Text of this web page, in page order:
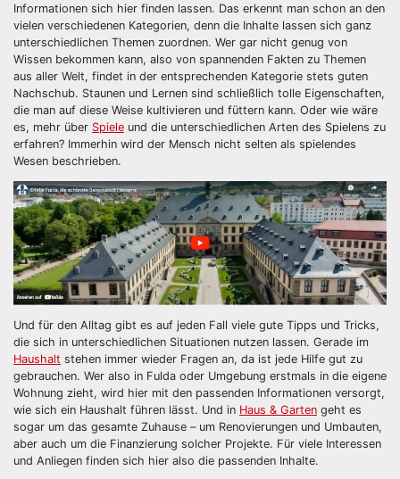
Informationen sich hier finden lassen. Das erkennt man schon an den
vielen verschiedenen Kategorien, denn die Inhalte lassen sich ganz
unterschiedlichen Themen zuordnen. Wer gar nicht genug von
Wissen bekommen kann, also von spannenden Fakten zu Themen
aus aller Welt, findet in der entsprechenden Kategorie stets guten
Nachschub. Staunen und Lernen sind schließlich tolle Eigenschaften,
die man auf diese Weise kultivieren und füttern kann. Oder wie wäre
es, mehr über Spiele und die unterschiedlichen Arten des Spielens zu
erfahren? Immerhin wird der Mensch nicht selten als spielendes
Wesen beschrieben.
Und für den Alltag gibt es auf jeden Fall viele gute Tipps und Tricks,
die sich in unterschiedlichen Situationen nutzen lassen. Gerade im
Haushalt stehen immer wieder Fragen an, da ist jede Hilfe gut zu
gebrauchen. Wer also in Fulda oder Umgebung erstmals in die eigene
Wohnung zieht, wird hier mit den passenden Informationen versorgt,
wie sich ein Haushalt führen lässt. Und in Haus & Garten geht es
sogar um das gesamte Zuhause – um Renovierungen und Umbauten,
aber auch um die Finanzierung solcher Projekte. Für viele Interessen
und Anliegen finden sich hier also die passenden Inhalte.